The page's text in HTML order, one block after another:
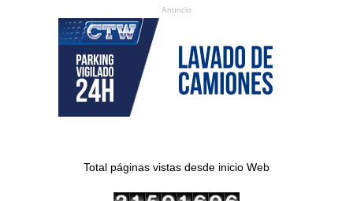
Anuncio
Total páginas vistas desde inicio Web